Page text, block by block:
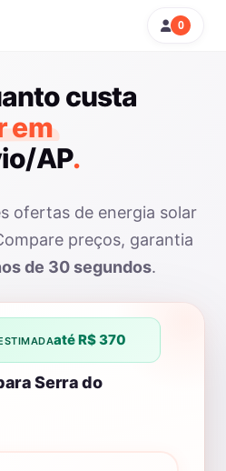
0
custa
em
AP.
ofertas de energia solar
preços, garantia
de 30 segundos.
até R$ 370
Serra do